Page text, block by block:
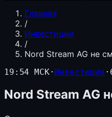
Главная
/
Инвестиции
/
Nord Stream AG не
19:54 МСК· Инвестиции ·
Nord Stream AG